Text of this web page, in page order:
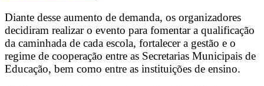
Diante desse aumento de demanda, os organizadores
decidiram realizar o evento para fomentar a qualificação
da caminhada de cada escola, fortalecer a gestão e o
regime de cooperação entre as Secretarias Municipais de
Educação, bem como entre as instituições de ensino.